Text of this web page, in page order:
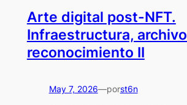
Arte digital post-NFT.
Infraestructura,
reconocimiento II
May 7, 2026—porst6n